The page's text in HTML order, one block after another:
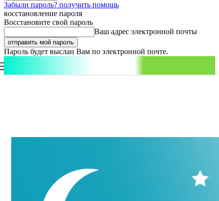
Забыли пароль? получить помощь
восстановление пароля
Восстановите свой пароль
Ваш адрес электронной почты
Пароль будет выслан Вам по электронной почте.